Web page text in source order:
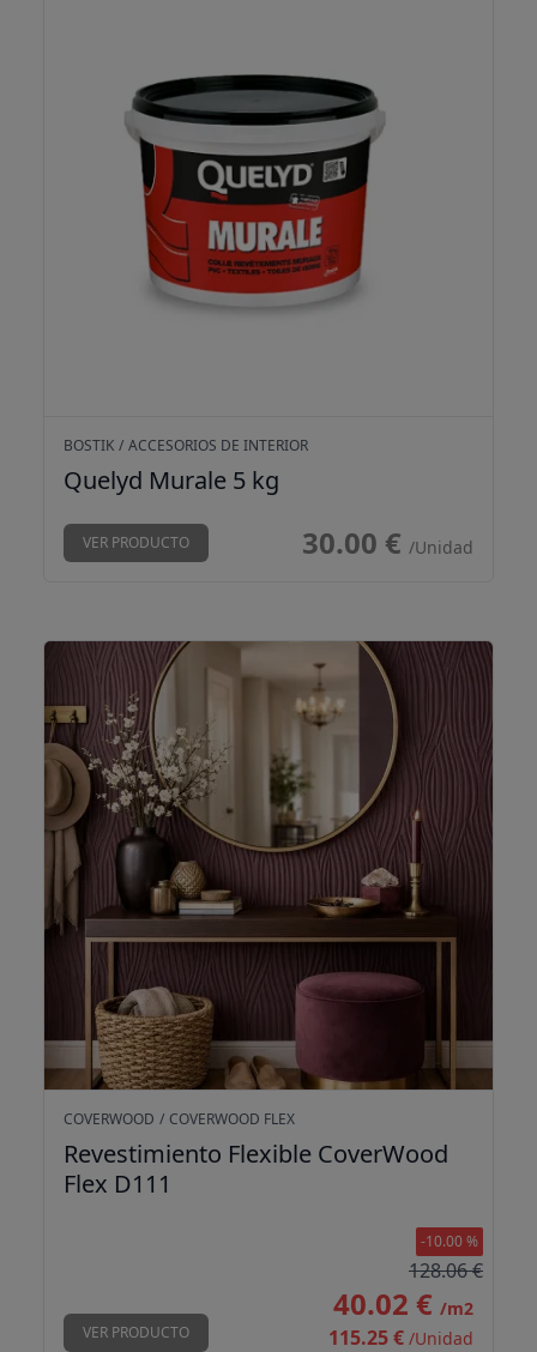
BOSTIK / ACCESORIOS DE INTERIOR
Quelyd Murale 5 kg
VER PRODUCTO 30.00 € /Unidad
Revestimiento Flexible CoverWood Flex D111
COVERWOOD / COVERWOOD FLEX
Revestimiento Flexible CoverWood
Flex D111
VER PRODUCTO
-10.00 %
128.06 €
40.02 € /m2
115.25 € /Unidad